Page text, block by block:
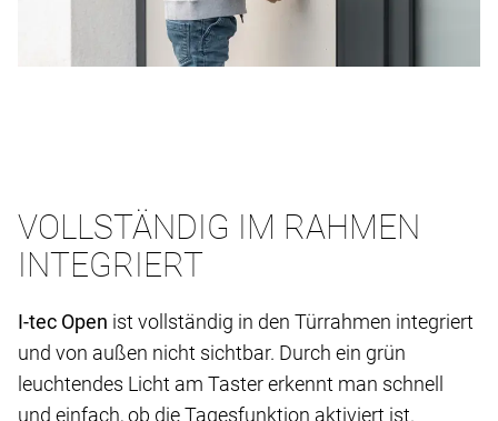
VOLLSTÄNDIG IM RAHMEN
INTEGRIERT
I-tec Open ist vollständig in den Türrahmen integriert
und von außen nicht sichtbar. Durch ein grün
leuchtendes Licht am Taster erkennt man schnell
und einfach, ob die Tagesfunktion aktiviert ist.